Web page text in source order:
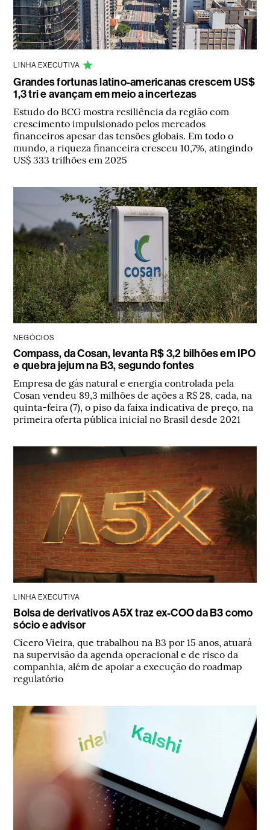
LINHA EXECUTIVA
Grandes fortunas latino-americanas crescem US$
1,3 tri e avançam em meio a incertezas
Estudo do BCG mostra resiliência da região com
crescimento impulsionado pelos mercados
financeiros apesar das tensões globais. Em todo o
mundo, a riqueza financeira cresceu 10,7%, atingindo
US$ 333 trilhões em 2025
NEGÓCIOS
Compass, da Cosan, levanta R$ 3,2 bilhões em IPO
e quebra jejum na B3, segundo fontes
Empresa de gás natural e energia controlada pela
Cosan vendeu 89,3 milhões de ações a R$ 28, cada, na
quinta-feira (7), o piso da faixa indicativa de preço, na
primeira oferta pública inicial no Brasil desde 2021
LINHA EXECUTIVA
Bolsa de derivativos A5X traz ex-COO da B3 como
sócio e advisor
Cícero Vieira, que trabalhou na B3 por 15 anos, atuará
na supervisão da agenda operacional e de risco da
companhia, além de apoiar a execução do roadmap
regulatório